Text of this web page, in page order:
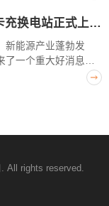
，共同开拓这片充 台州三门新能源重卡充换电站正式上线！
新能源产业蓬勃发
了一个重大好消息
正式上线啦！这一充
All rights reserved.